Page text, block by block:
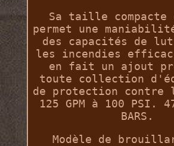
Sa taille compacte
permet une
des capacités de
les incendies
en fait un ajout
toute collection
de protection contre
125 GPM à 100 PSI.
BARS.
Modèle de